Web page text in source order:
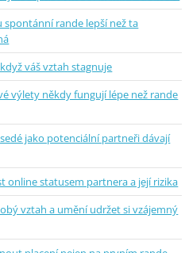
spontánní rande lepší než ta
váš vztah stagnuje
výlety někdy fungují lépe než rande
jako potenciální partneři dávají
online statusem partnera a její rizika
vztah a umění udržet si vzájemný